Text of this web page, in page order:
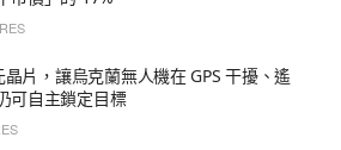
片，讓烏克蘭無人機在 GPS 干擾、遙
可自主鎖定目標